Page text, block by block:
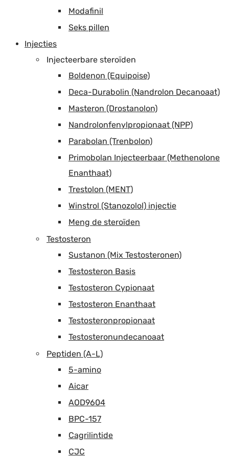
Modafinil
Seks pillen
Injecties
Injecteerbare steroïden
Boldenon (Equipoise)
Deca-Durabolin (Nandrolon Decanoaat)
Masteron (Drostanolon)
Nandrolonfenylpropionaat (NPP)
Parabolan (Trenbolon)
Primobolan Injecteerbaar (Methenolone
Enanthaat)
Trestolon (MENT)
Winstrol (Stanozolol) injectie
Meng de steroïden
Testosteron
Sustanon (Mix Testosteronen)
Testosteron Basis
Testosteron Cypionaat
Testosteron Enanthaat
Testosteronpropionaat
Testosteronundecanoaat
Peptiden (A-L)
5-amino
Aicar
AOD9604
BPC-157
Cagrilintide
CJC